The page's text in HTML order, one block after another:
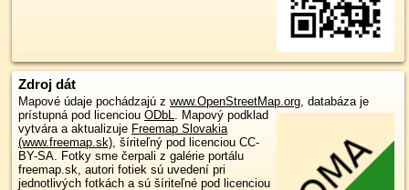
Zdroj dát
Mapové údaje pochádzajú z www.OpenStreetMap.org, databáza je
prístupná pod licenciou ODbL. Mapový podklad
vytvára a aktualizuje Freemap Slovakia
(www.freemap.sk), šíriteľný pod licenciou CC-
BY-SA. Fotky sme čerpali z galérie portálu
freemap.sk, autori fotiek sú uvedení pri
jednotlivých fotkách a sú šíriteľné pod licenciou